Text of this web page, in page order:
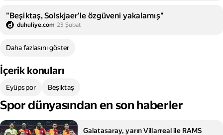
"Beşiktaş, Solskjaer'le özgüveni yakalamış"
duhuliye.com 23 Şubat
Daha fazlasını göster
İçerik konuları
Eyüpspor Beşiktaş
Spor dünyasından en son haberler
Galatasaray, yarın Villarreal ile RAMS